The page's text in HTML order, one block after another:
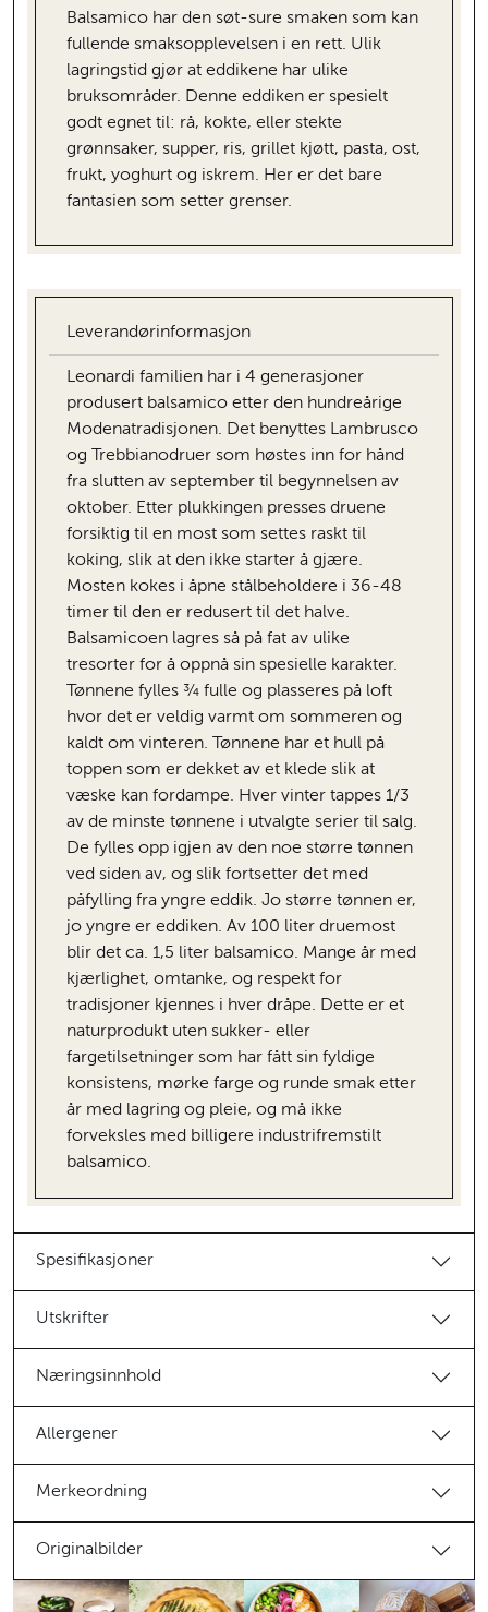
Balsamico har den søt-sure smaken som kan
fullende smaksopplevelsen i en rett. Ulik
lagringstid gjør at eddikene har ulike
bruksområder. Denne eddiken er spesielt
godt egnet til: rå, kokte, eller stekte
grønnsaker, supper, ris, grillet kjøtt, pasta, ost,
frukt, yoghurt og iskrem. Her er det bare
fantasien som setter grenser.
Leverandørinformasjon
Leonardi familien har i 4 generasjoner
produsert balsamico etter den hundreårige
Modenatradisjonen. Det benyttes Lambrusco
og Trebbianodruer som høstes inn for hånd
fra slutten av september til begynnelsen av
oktober. Etter plukkingen presses druene
forsiktig til en most som settes raskt til
koking, slik at den ikke starter å gjære.
Mosten kokes i åpne stålbeholdere i 36-48
timer til den er redusert til det halve.
Balsamicoen lagres så på fat av ulike
tresorter for å oppnå sin spesielle karakter.
Tønnene fylles ¾ fulle og plasseres på loft
hvor det er veldig varmt om sommeren og
kaldt om vinteren. Tønnene har et hull på
toppen som er dekket av et klede slik at
væske kan fordampe. Hver vinter tappes 1/3
av de minste tønnene i utvalgte serier til salg.
De fylles opp igjen av den noe større tønnen
ved siden av, og slik fortsetter det med
påfylling fra yngre eddik. Jo større tønnen er,
jo yngre er eddiken. Av 100 liter druemost
blir det ca. 1,5 liter balsamico. Mange år med
kjærlighet, omtanke, og respekt for
tradisjoner kjennes i hver dråpe. Dette er et
naturprodukt uten sukker- eller
fargetilsetninger som har fått sin fyldige
konsistens, mørke farge og runde smak etter
år med lagring og pleie, og må ikke
forveksles med billigere industrifremstilt
balsamico.
Spesifikasjoner
Utskrifter
Næringsinnhold
Allergener
Merkeordning
Originalbilder